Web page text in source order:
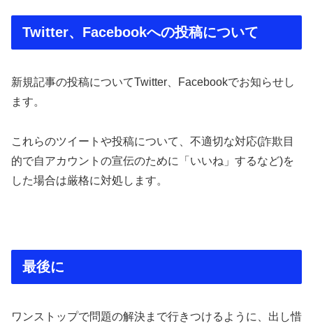
Twitter、Facebookへの投稿について
新規記事の投稿についてTwitter、Facebookでお知らせし
ます。
これらのツイートや投稿について、不適切な対応(詐欺目
的で自アカウントの宣伝のために「いいね」するなど)を
した場合は厳格に対処します。
最後に
ワンストップで問題の解決まで行きつけるように、出し惜